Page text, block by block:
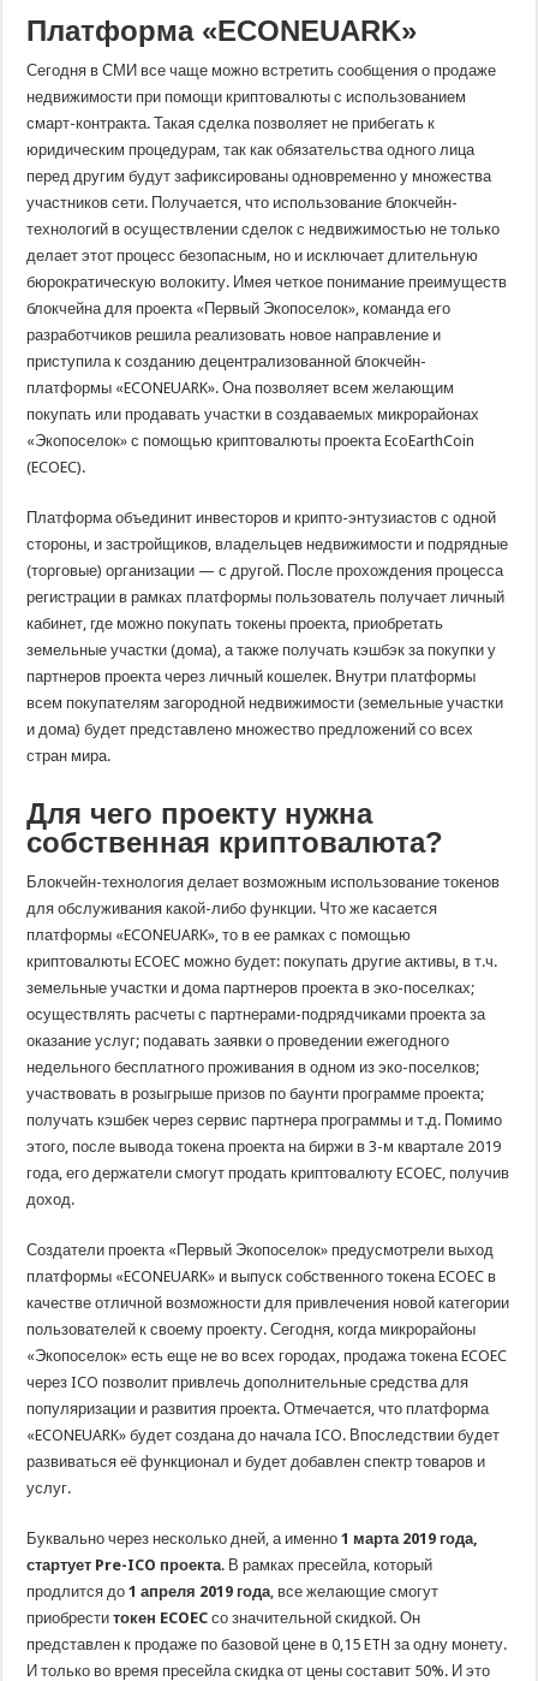
Платформа «ECONEUARK»
Сегодня в СМИ все чаще можно встретить сообщения о продаже
недвижимости при помощи криптовалюты с использованием
смарт-контракта. Такая сделка позволяет не прибегать к
юридическим процедурам, так как обязательства одного лица
перед другим будут зафиксированы одновременно у множества
участников сети. Получается, что использование блокчейн-
технологий в осуществлении сделок с недвижимостью не только
делает этот процесс безопасным, но и исключает длительную
бюрократическую волокиту. Имея четкое понимание преимуществ
блокчейна для проекта «Первый Экопоселок», команда его
разработчиков решила реализовать новое направление и
приступила к созданию децентрализованной блокчейн-
платформы «ECONEUARK». Она позволяет всем желающим
покупать или продавать участки в создаваемых микрорайонах
«Экопоселок» с помощью криптовалюты проекта EcoEarthCoin
(ECOEC).
Платформа объединит инвесторов и крипто-энтузиастов с одной
стороны, и застройщиков, владельцев недвижимости и подрядные
(торговые) организации — с другой. После прохождения процесса
регистрации в рамках платформы пользователь получает личный
кабинет, где можно покупать токены проекта, приобретать
земельные участки (дома), а также получать кэшбэк за покупки у
партнеров проекта через личный кошелек. Внутри платформы
всем покупателям загородной недвижимости (земельные участки
и дома) будет представлено множество предложений со всех
стран мира.
Для чего проекту нужна
собственная криптовалюта?
Блокчейн-технология делает возможным использование токенов
для обслуживания какой-либо функции. Что же касается
платформы «ECONEUARK», то в ее рамках с помощью
криптовалюты ECOEC можно будет: покупать другие активы, в т.ч.
земельные участки и дома партнеров проекта в эко-поселках;
осуществлять расчеты с партнерами-подрядчиками проекта за
оказание услуг; подавать заявки о проведении ежегодного
недельного бесплатного проживания в одном из эко-поселков;
участвовать в розыгрыше призов по баунти программе проекта;
получать кэшбек через сервис партнера программы и т.д. Помимо
этого, после вывода токена проекта на биржи в 3-м квартале 2019
года, его держатели смогут продать криптовалюту ECOEC, получив
доход.
Создатели проекта «Первый Экопоселок» предусмотрели выход
платформы «ECONEUARK» и выпуск собственного токена ECOEC в
качестве отличной возможности для привлечения новой категории
пользователей к своему проекту. Сегодня, когда микрорайоны
«Экопоселок» есть еще не во всех городах, продажа токена ECOEC
через ICO позволит привлечь дополнительные средства для
популяризации и развития проекта. Отмечается, что платформа
«ECONEUARK» будет создана до начала ICO. Впоследствии будет
развиваться её функционал и будет добавлен спектр товаров и
услуг.
Буквально через несколько дней, а именно1 марта 2019 года,
стартует Pre-ICO проекта. В рамках пресейла, который
продлится до1 апреля 2019 года, все желающие смогут
приобреститокен ECOEC со значительной скидкой. Он
представлен к продаже по базовой цене в 0,15 ETH за одну монету.
И только во время пресейла скидка от цены составит 50%. И это